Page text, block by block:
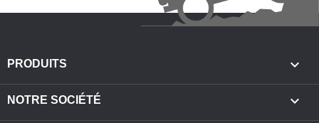
PRODUITS 
NOTRE SOCIÉTÉ 